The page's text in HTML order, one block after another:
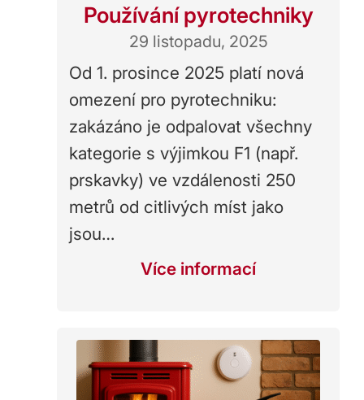
Používání pyrotechniky
29 listopadu, 2025
Od 1. prosince 2025 platí nová
omezení pro pyrotechniku:
zakázáno je odpalovat všechny
kategorie s výjimkou F1 (např.
prskavky) ve vzdálenosti 250
metrů od citlivých míst jako
jsou…
Více informací